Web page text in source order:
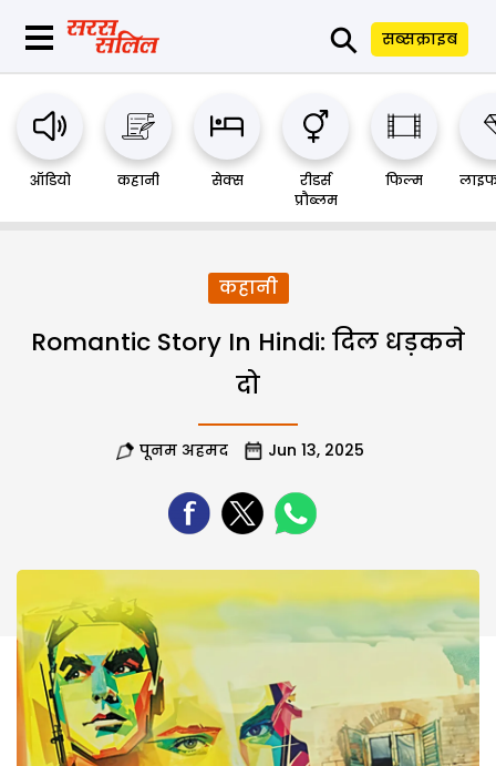
⚲ सब्सक्राइब
ऑडियो कहानी सेक्स
रीडर्स
प्रौब्लम
फिल्म
कहानी
Romantic Story In Hindi: दिल धड़कने
दो
पूनम अहमद Jun 13, 2025